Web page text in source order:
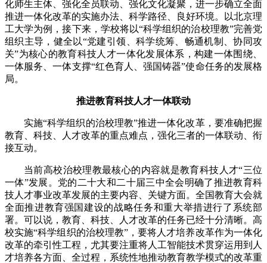
化师生主体、强化全员联动、强化文化凝聚，进一步确立全面
推进一体化改革的实施办法、科学路径、良好环境。以北京理
工大学为例，接下来，学校将以“科学组织的治校理教”完善党
组织主导，健全以“党建引领、科学统筹、畅通机制、协同攻
关”为核心的教育科技人才一体化发展体系，构建一体围绕、
一体服务、一体支撑“红色育人、强国铸器”使命任务的发展格
局。
推进教育科技人才一体联动
实施“科学组织的治校理教”推进一体化改革，要准确把握
教育、科技、人才改革的重点难点，强化三者的一体联动、衔
接互动。
当前高校治校理教最核心的内容就是教育科技人才“三位
一体”发展。党的二十大和二十届三中全会明确了推进教育科
技人才事业改革发展的主要内容、关键方面。全国教育大会就
全面推进教育强国建设的战略任务和重大举措进行了系统部
署。可以说，教育、科技、人才改革的任务已经十分清晰。高
校实施“科学组织的治校理教”，要将人才培养改革作为一体化
改革的牵引性工程，尤其要注重将人工智能技术贯穿运用到人
才培养各方面、全过程，系统性地推动教育教学模式的改革重